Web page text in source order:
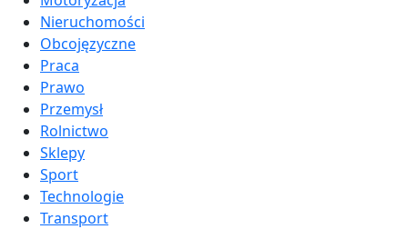
Nieruchomości
Obcojęzyczne
Praca
Prawo
Przemysł
Rolnictwo
Sklepy
Sport
Technologie
Transport